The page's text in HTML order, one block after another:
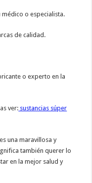
o especialista.
de calidad.
o experto en la
ver: sustancias súper
una maravillosa y
también querer lo
en la mejor salud y